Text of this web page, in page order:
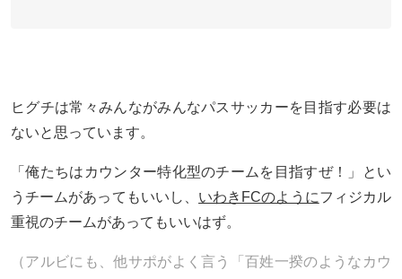
ヒグチは常々みんながみんなパスサッカーを目指す必要は
ないと思っています。
「俺たちはカウンター特化型のチームを目指すぜ！」とい
うチームがあってもいいし、 いわきFCのようにフィジカル
重視のチームがあってもいいはず。
（アルビにも、他サポがよく言う「百姓一揆のようなカウ